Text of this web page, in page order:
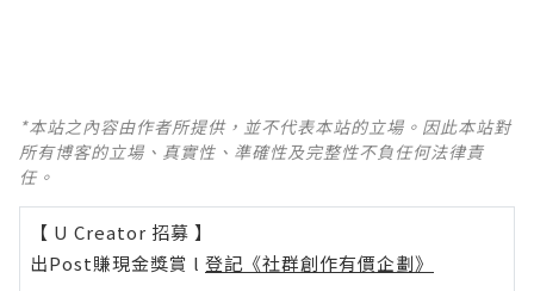
*本站之內容由作者所提供，並不代表本站的立場。因此本站對
所有博客的立場、真實性、準確性及完整性不負任何法律責
任。
【 U Creator 招募 】
出Post賺現金獎賞 l 登記《社群創作有價企劃》